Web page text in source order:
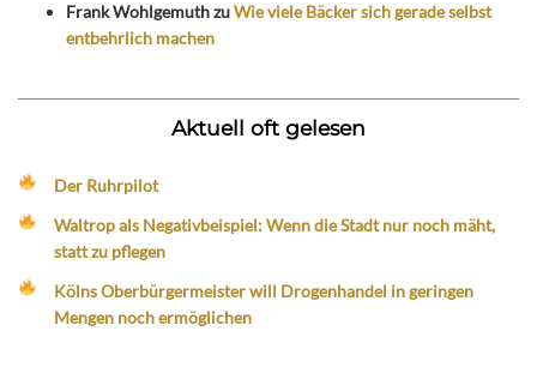
Frank WohlgemuthzuWie viele Bäcker sich gerade selbst
entbehrlich machen
Aktuell oft gelesen
Der Ruhrpilot
Waltrop als Negativbeispiel: Wenn die Stadt nur noch mäht,
statt zu pflegen
Kölns Oberbürgermeister will Drogenhandel in geringen
Mengen noch ermöglichen